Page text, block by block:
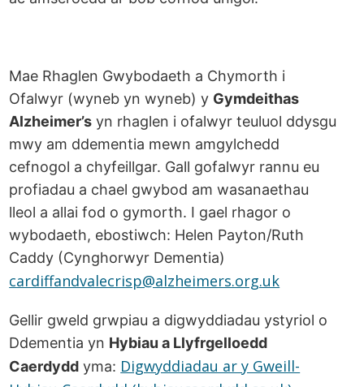
Mae Rhaglen Gwybodaeth a Chymorth i
Ofalwyr (wyneb yn wyneb) y Gymdeithas
Alzheimer’s yn rhaglen i ofalwyr teuluol ddysgu
mwy am ddementia mewn amgylchedd
cefnogol a chyfeillgar. Gall gofalwyr rannu eu
profiadau a chael gwybod am wasanaethau
lleol a allai fod o gymorth. I gael rhagor o
wybodaeth, ebostiwch: Helen Payton/Ruth
Caddy (Cynghorwyr Dementia)
cardiffandvalecrisp@alzheimers.org.uk
Gellir gweld grwpiau a digwyddiadau ystyriol o
Ddementia yn Hybiau a Llyfrgelloedd
Caerdydd yma: Digwyddiadau ar y Gweill-